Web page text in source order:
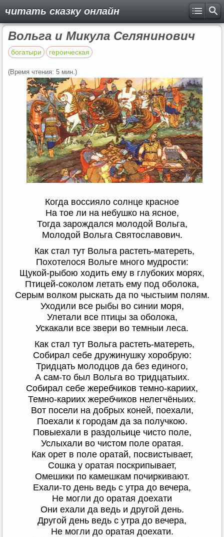
читать сказку онлайн
Вольга и Микула Селянинович
богатыри героическая
(Время чтения: 5 мин.)
Когда воссияло солнце красное
На тое ли на небушко на ясное,
Тогда зарождался молодой Вольга,
Молодой Вольга Святославович.
Как стал тут Вольга растеть-матереть,
Похотелося Вольге много мудрости:
Щукой-рыбою ходить ему в глубоких морях,
Птицей-соколом летать ему под оболока,
Серым волком рыскать да по чыстыим полям.
Уходили все рыбы во синии моря,
Улетали все птицы за оболока,
Ускакали все звери во темныи леса.
Как стал тут Вольга растеть-матереть,
Собирал себе дружинушку хоробрую:
Тридцать молодцов да без единого,
А сам-то был Вольга во тридцатыих.
Собирал себе жеребчиков темно-кариих,
Темно-кариих жеребчиков нелегчёныих.
Вот посели на добрых коней, поехали,
Поехали к городам да за получкою.
Повыехали в раздольице чисто поле,
Услыхали во чистом поле оратая.
Как орет в поле оратай, посвистывает,
Сошка у оратая поскрипывает,
Омешики по камешкам почиркивают.
Ехали-то день ведь с утра до вечера,
Не могли до оратая доехати
Они ехали да ведь и другой день.
Другой день ведь с утра до вечера,
Не могли до оратая доехати.